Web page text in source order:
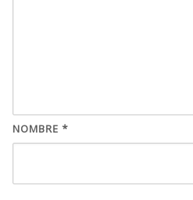
NOMBRE *